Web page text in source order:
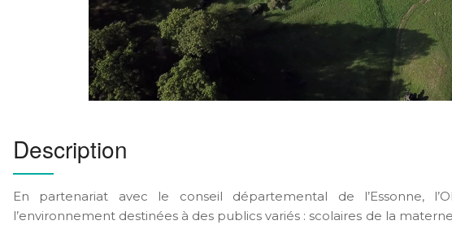
Description
En partenariat avec le conseil départemental de l’Essonne,
l’environnement destinées à des publics variés : scolaires de la